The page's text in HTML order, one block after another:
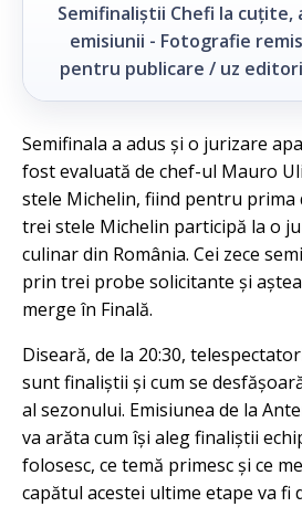
Semifinaliștii Chefi la cuțite,
emisiunii - Fotografie
pentru publicare / uz
Semifinala a adus și o jurizare
fost evaluată de chef-ul Mauro
stele Michelin, fiind pentru prima
trei stele Michelin participă la o
culinar din România. Cei zece
prin trei probe solicitante și
merge în Finală.
Diseară, de la 20:30,
sunt finaliștii și cum se
al sezonului. Emisiunea de la
va arăta cum își aleg finaliștii
folosesc, ce temă primesc și ce
capătul acestei ultime etape va fi